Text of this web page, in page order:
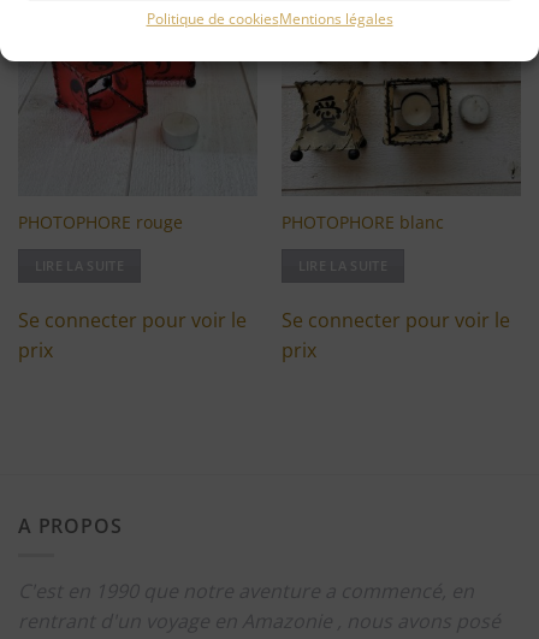
Politique de cookiesMentions légales
Ajouter
à ma
d'envies
PHOTOPHORE rouge
Se connecter pour voir le
prix
d'envies
PHOTOPHORE blanc
Se connecter pour voir le
prix
A PROPOS